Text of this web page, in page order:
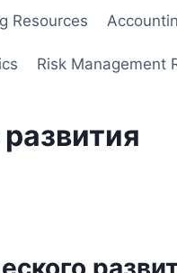
Resources
Risk Management